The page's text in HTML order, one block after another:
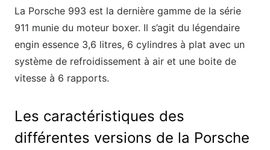
La Porsche 993 est la dernière gamme de la série
911 munie du moteur boxer. Il s’agit du légendaire
engin essence 3,6 litres, 6 cylindres à plat avec un
système de refroidissement à air et une boite de
vitesse à 6 rapports.
Les caractéristiques des
différentes versions de la Porsche